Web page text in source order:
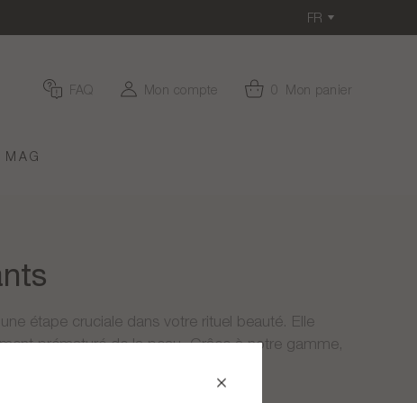
FR
FAQ Mon compte 0 Mon panier
étape cruciale dans votre rituel beauté. Elle
prématuré de la peau. Grâce à notre gamme,